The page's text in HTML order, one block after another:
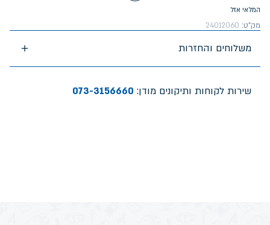
המלאי אזל
מק"ט: 24012060
משלוחים והחזרות
שירות לקוחות ותיקונים מודן: 073-3156660